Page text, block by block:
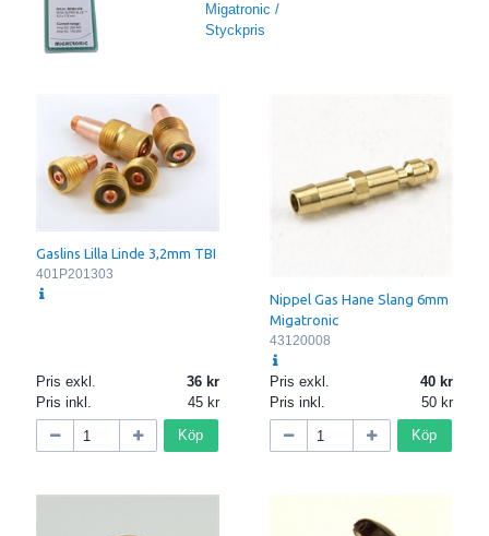
Migatronic /
Styckpris
Gaslins Lilla Linde 3,2mm TBI
401P201303
Pris exkl.
36
Pris inkl.
45
Köp
Nippel Gas Hane Slang 6mm
Migatronic
43120008
Pris exkl.
40
Pris inkl.
50
Köp